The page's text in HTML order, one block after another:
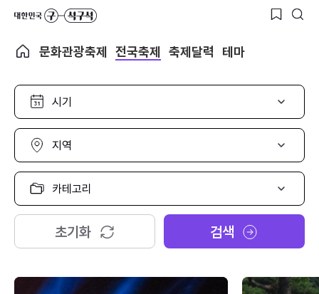
문화관광축제 전국축제 축제달력 테마
시
선
택
지
선
택
카
고
리
택
초기화 검색